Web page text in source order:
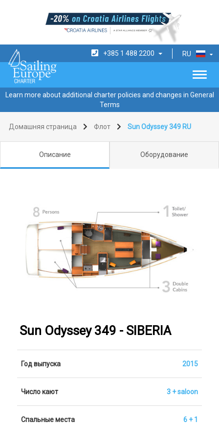
RU
+385 1 488 2200
Learn more about additional charter policies and changes in General
Terms
Домашняя страница Флот Sun Odyssey 349 RU
Описание Оборудование
Sun Odyssey 349 - SIBERIA
Год выпуска 2015
Число кают 3 + saloon
Спальные места 6 + 1